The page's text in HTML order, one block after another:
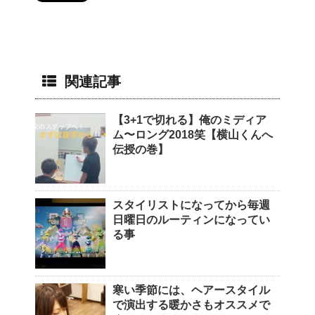
関連記事
【3+1で切れる】俺のミディア
ム〜ロング2018笑【横山くんへ
伝授の巻】
スタイリストになってから毎週
日曜日のルーティンになってい
る事
寒い季節には、ヘアースタイル
で演出する暖かさもオススメで